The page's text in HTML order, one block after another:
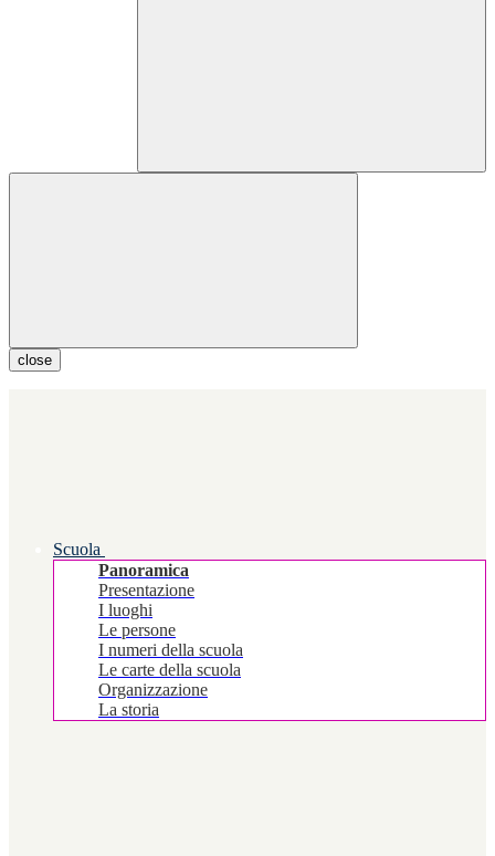
close
Scuola
Panoramica
Presentazione
I luoghi
Le persone
I numeri della scuola
Le carte della scuola
Organizzazione
La storia